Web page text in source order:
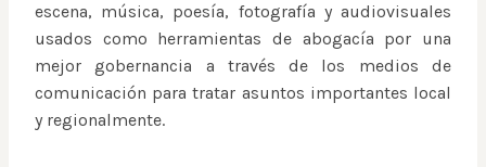
escena, música, poesía, fotografía y audiovisuales
usados como herramientas de abogacía por una
mejor gobernancia a través de los medios de
comunicación para tratar asuntos importantes local
y regionalmente.